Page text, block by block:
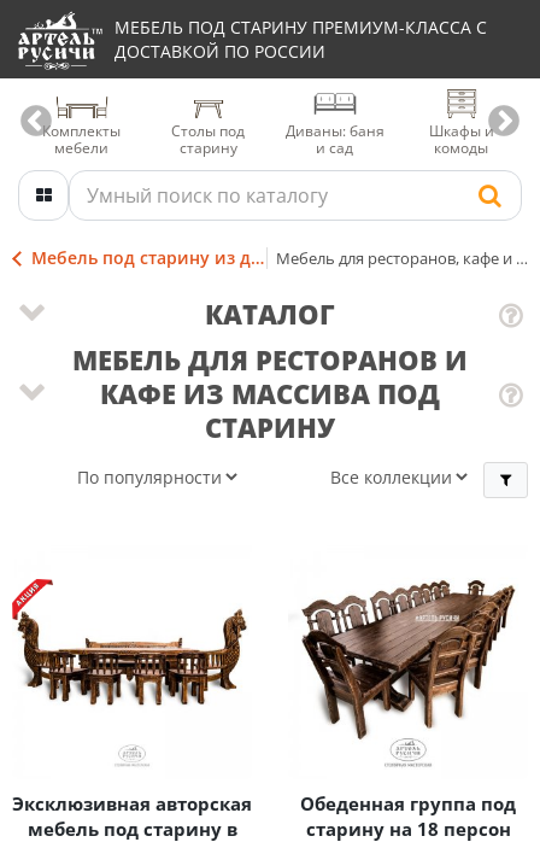
МЕБЕЛЬ ПОД СТАРИНУ ПРЕМИУМ-КЛАССА С
ДОСТАВКОЙ ПО РОССИИ
Комплекты
мебели
Столы под
старину
Диваны: баня
и сад
Шкафы и
комоды
Мебель под старину из дерева Мебель для ресторанов, кафе и баров
МЕБЕЛЬ ДЛЯ РЕСТОРАНОВ И
КАФЕ ИЗ МАССИВА ПОД
СТАРИНУ
Эксклюзивная авторская
мебель под старину в
Обеденная группа под
старину на 18 персон
КАТАЛОГ